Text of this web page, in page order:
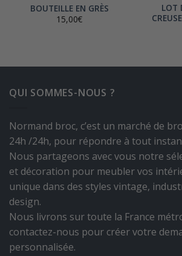
BOUTEILLE EN GRÈS
15,00€
LOT
QUI SOMMES-NOUS ?
Normand broc, c’est un marché de
24h /24h, pour répondre à tout
Nous partageons avec vous notre
et décoration pour meubler vos
unique dans des styles vintage,
design.
Nous livrons sur toute la France
contactez-nous pour créer votre
personnalisée.